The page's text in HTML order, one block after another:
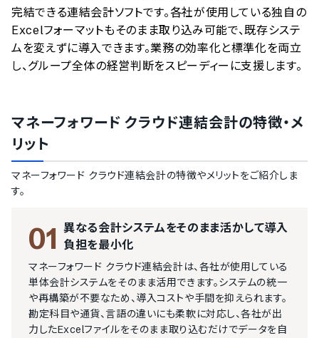
完結できる連結会計ソフトです。各社が使用している独自の
Excelフォーマットもそのまま取り込み可能で、既存システ
ムを変えずに導入できます。業務の効率化と標準化を両立
し、グループ全体の経営判断をスピーディーに支援します。
マネーフォワード クラウド連結会計の特徴・メ
リット
マネーフォワード クラウド連結会計の特徴やメリットをご紹介しま
す。
01 異なる会計システムをそのまま活かして導入
負担を最小化
マネーフォワード クラウド連結会計は、各社が使用している
単体会計システムをそのまま活用できます。システムの統一
や再構築が不要なため、導入コストや手間を抑えられます。
勘定科目や通貨、言語の違いにも柔軟に対応し、各社が出
力したExcelファイルをそのまま取り込むだけでデータを自